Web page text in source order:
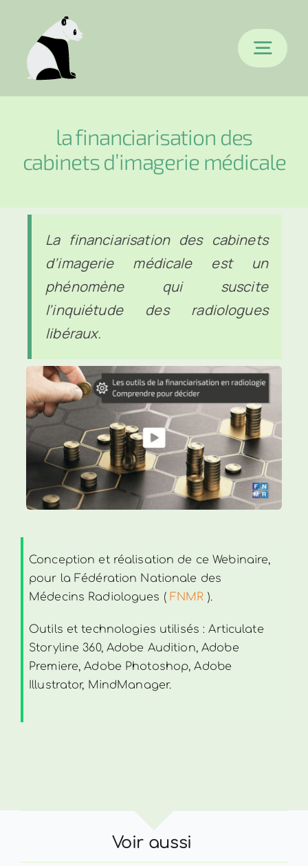
contenu
Epertises
Blog
Boutique
la financiarisation des
cabinets d’imagerie médicale
La financiarisation des cabinets
d’imagerie médicale est un
phénomène qui suscite
l’inquiétude des radiologues
libéraux.
Conception et réalisation de ce Webinaire,
pour la Fédération Nationale des
Médecins Radiologues ( FNMR ).
Outils et technologies utilisés : Articulate
Storyline 360, Adobe Audition, Adobe
Premiere, Adobe Photoshop, Adobe
Illustrator, MindManager.
Voir aussi